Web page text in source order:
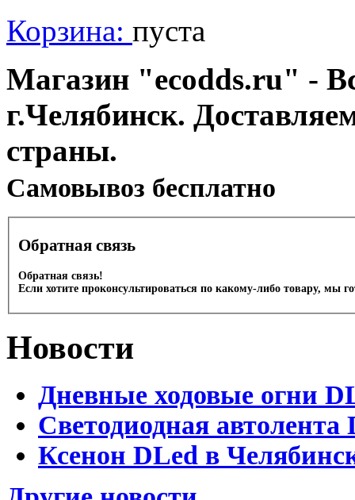
Корзина: пуста
Магазин "ecodds.ru" -
г.Челябинск.
страны.
Cамовывоз бесплатно
Обратная связь
Обратная связь!
Если хотите проконсультироваться по какому-либо товару, мы
Новости
Дневные ходовые огни
Светодиодная
Ксенон DLed в